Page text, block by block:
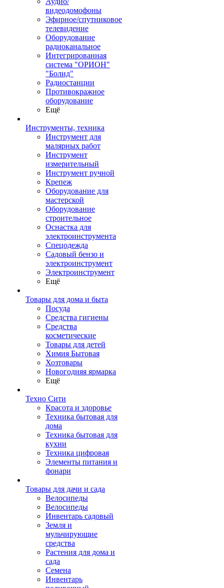
видеодомофоны
Эфирное/спутниковое
телевидение
Оборудование
радиоканальное
Интегрированная
система "ОРИОН"
"Болид"
Радиостанции
Противокражное
оборудование
Ещё
Инструменты, техника
Инструмент для
малярных работ
Инструмент
измерительный
Инструмент ручной
Крепеж
Оборудование для
мастерской
Оборудование
строительное
Оснастка для
электроинструмента
Спецодежда
Садовый бензо и
электроинструмент
Электроинструмент
Ещё
Товары для дома и быта
Посуда
Средства гигиены
Средства
косметические
Товары для детей
Химия Бытовая
Хозтовары
Новогодняя ярмарка
Ещё
Техно Сити
Красота и здоровье
Техника бытовая для
дома
Техника бытовая для
кухни
Техника цифровая
Элементы питания и
фонари
Товары для дачи и сада
Велосипеды
Велосипеды
Инвентарь садовый
Земля и
мульчирующие
средства
Растения для дома и
сада
Семена
Инвентарь